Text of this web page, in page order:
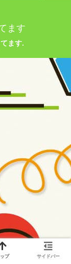
ます
ます.
ップ サイドバー